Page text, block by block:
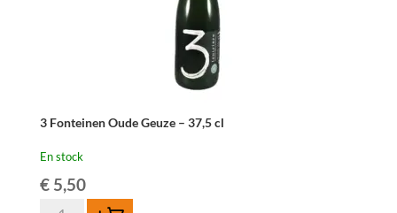
3 Fonteinen Oude Geuze – 37,5 cl
En stock
€5,50
quantité